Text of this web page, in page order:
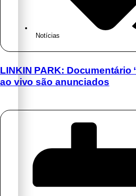
Notícias
LINKIN PARK: Documentário
ao vivo são anunciados